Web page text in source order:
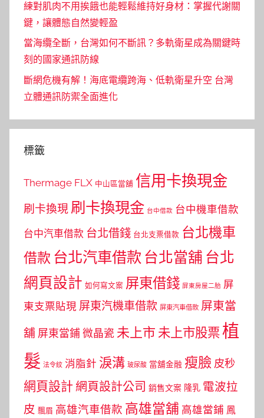
練對肌肉不用挨餓也能輕鬆維持好身材：掌握代謝關
鍵，讓體態自然變輕盈
當海纜全斷，台灣如何不斷訊？多軌衛星成為關鍵時
刻的國家通訊防線
斷網危機有解！海底電纜跨海、低軌衛星升空 台灣
立體通訊防禦全面進化
標籤
Thermage FLX 中山區當舖 信用卡換現金
刷卡換現 刷卡換現金 台中借款 台中機車借款
台中汽車借款 台北借錢 台北支票借款 台北機車
借款 台北汽車借款 台北當舖 台北
網頁設計 如何寫文案 屏東借錢 屏東房屋二胎 屏
東支票貼現 屏東汽機車借款 屏東汽車借款 屏東當
舖 屏東當鋪 微晶瓷 未上市 未上市股票植
髮 法令紋 消脂針 淚溝 玻尿酸 當舖金融 瘦臉 皮秒
網頁設計 網頁設計公司 銷售文案 隆乳 電波拉
皮 飄眉 高雄汽車借款 高雄當舖 高雄當鋪 鳳